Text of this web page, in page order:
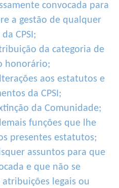
convocada para
a gestão de qualquer
CPSI;
da categoria de
honorário;
aos estatutos e
da CPSI;
da Comunidade;
funções que lhe
presentes estatutos;
assuntos para que
e que não se
legais ou